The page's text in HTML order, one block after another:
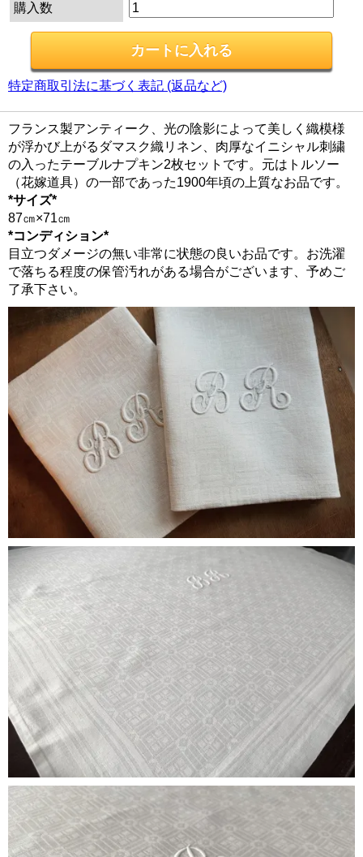
購入数
特定商取引法に基づく表記 (返品など)
フランス製アンティーク、光の陰影によって美しく織模様
が浮かび上がるダマスク織リネン、肉厚なイニシャル刺繍
の入ったテーブルナプキン2枚セットです。元はトルソー
（花嫁道具）の一部であった1900年頃の上質なお品です。
*サイズ*
87㎝×71㎝
*コンディション*
目立つダメージの無い非常に状態の良いお品です。お洗濯
で落ちる程度の保管汚れがある場合がございます、予めご
了承下さい。